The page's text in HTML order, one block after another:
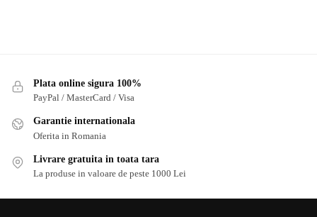
Plata online sigura 100%
PayPal / MasterCard / Visa
Garantie internationala
Oferita in Romania
Livrare gratuita in toata tara
La produse in valoare de peste 1000 Lei